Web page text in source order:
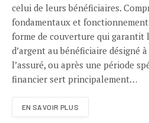
celui de leurs bénéficiaires.
fondamentaux et fonctionnement
forme de couverture qui garantit
d’argent au bénéficiaire désigné
l’assuré, ou après une période
financier sert principalement…
EN SAVOIR PLUS